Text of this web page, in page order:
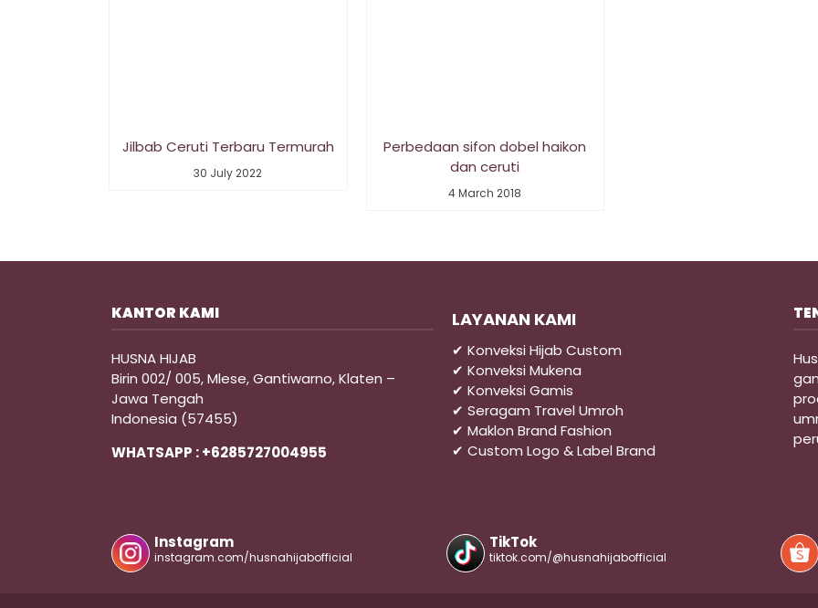
Jilbab Ceruti Terbaru Termurah
30 July 2022
Perbedaan sifon dobel haikon
dan ceruti
4 March 2018
KANTOR KAMI
HUSNA HIJAB
Birin 002/ 005, Mlese, Gantiwarno, Klaten –
Jawa Tengah
Indonesia (57455)
WHATSAPP : +6285727004955
LAYANAN KAMI
✔ Konveksi Hijab Custom
✔ Konveksi Mukena
✔ Konveksi Gamis
✔ Seragam Travel Umroh
✔ Maklon Brand Fashion
✔ Custom Logo & Label Brand
Instagram
instagram.com/husnahijabofficial
TikTok
tiktok.com/@husnahijabofficial